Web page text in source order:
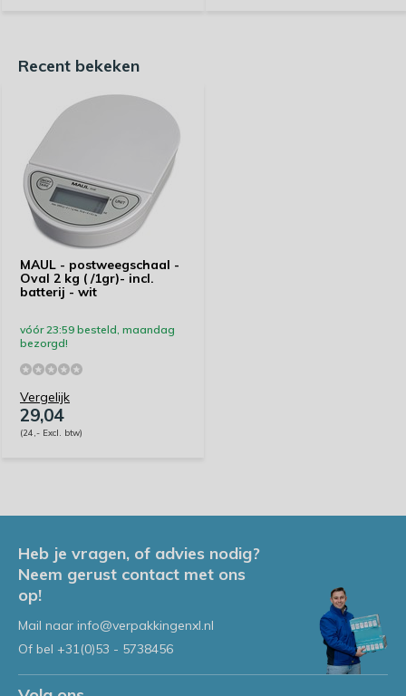
Recent bekeken
MAUL - postweegschaal -
Oval 2 kg ( /1gr)- incl.
batterij - wit
vóór 23:59 besteld, maandag
bezorgd!
Vergelijk
29,04
(24,- Excl. btw)
Heb je vragen, of advies nodig?
Neem gerust contact met ons
op!
Mail naar info@verpakkingenxl.nl
Of bel +31(0)53 - 5738456